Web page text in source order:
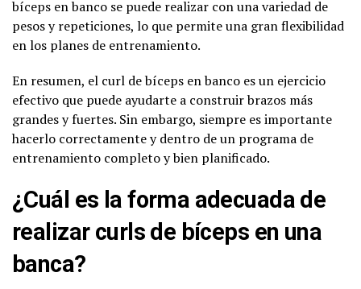
bíceps en banco se puede realizar con una variedad de
pesos y repeticiones, lo que permite una gran flexibilidad
en los planes de entrenamiento.
En resumen, el curl de bíceps en banco es un ejercicio
efectivo que puede ayudarte a construir brazos más
grandes y fuertes. Sin embargo, siempre es importante
hacerlo correctamente y dentro de un programa de
entrenamiento completo y bien planificado.
¿Cuál es la forma adecuada de
realizar curls de bíceps en una
banca?